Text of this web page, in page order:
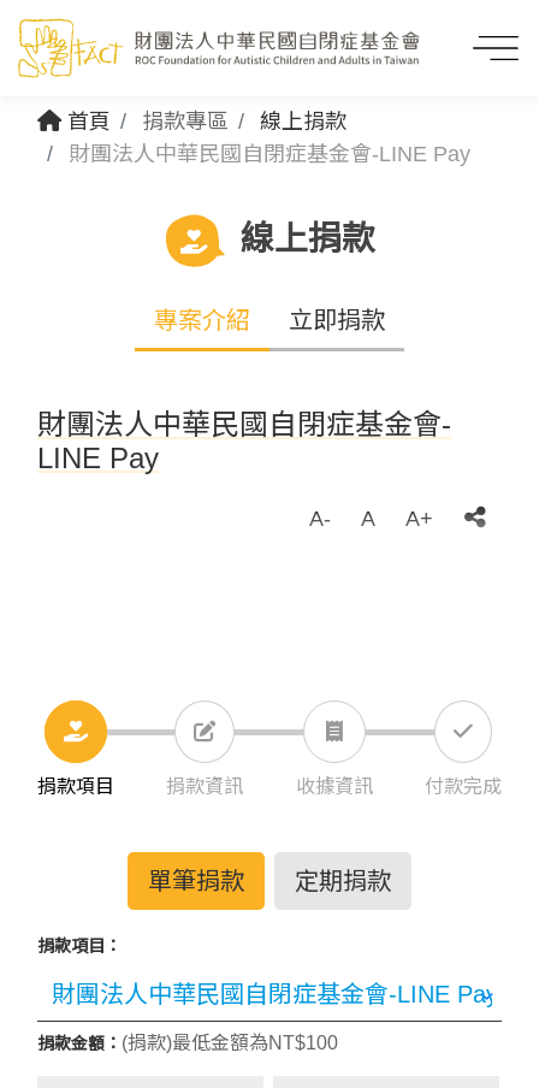
首頁 捐款專區
線上捐款
財團法人中華民國自閉症基金會-LINE Pay
線上捐款
專案介紹 立即捐款
財團法人中華民國自閉症基金會-
LINE Pay
A- A A+
捐款項目 捐款資訊 收據資訊 付款完成
單筆捐款 定期捐款
捐款項目：
捐款金額： (捐款)最低金額為NT$100